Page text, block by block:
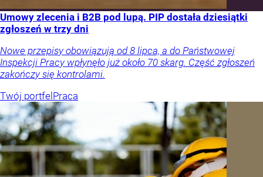
Umowy zlecenia i B2B pod lupą. PIP dostała dziesiątki
zgłoszeń w trzy dni
Nowe przepisy obowiązują od 8 lipca, a do Państwowej
Inspekcji Pracy wpłynęło już około 70 skarg. Część zgłoszeń
zakończy się kontrolami.
Twój portfelPraca